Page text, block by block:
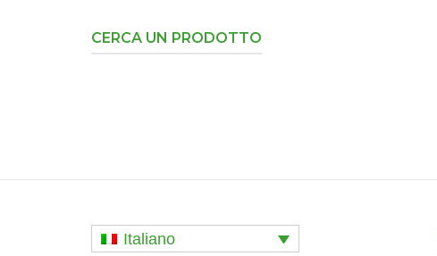
CERCA UN PRODOTTO
Italiano